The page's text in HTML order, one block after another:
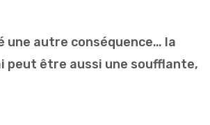
une autre conséquence… la
peut être aussi une soufflante,